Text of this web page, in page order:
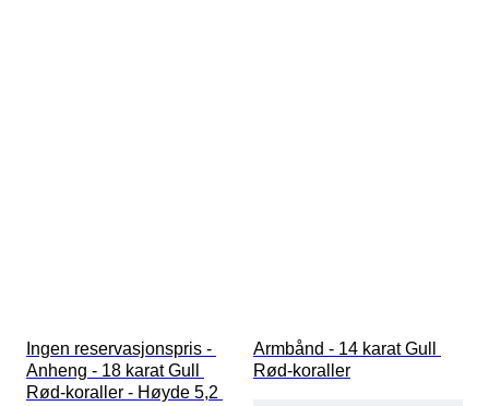
Ingen reservasjonspris -
Anheng - 18 karat Gull
Rød-koraller - Høyde 5,2
Armbånd - 14 karat Gull
Rød-koraller